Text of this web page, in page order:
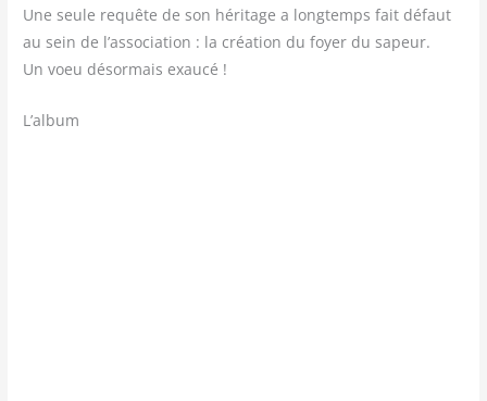
Une seule requête de son héri­tage a long­temps fait défaut
au sein de l’association : la créa­tion du foyer du sapeur.
Un voeu désor­mais exaucé !
L’album